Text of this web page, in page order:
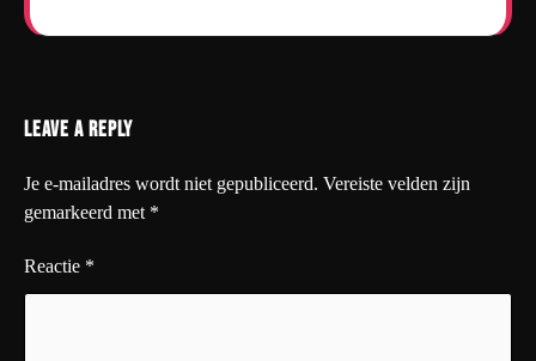
Leave a Reply
Je e-mailadres wordt niet gepubliceerd. Vereiste velden zijn
gemarkeerd met *
Reactie *